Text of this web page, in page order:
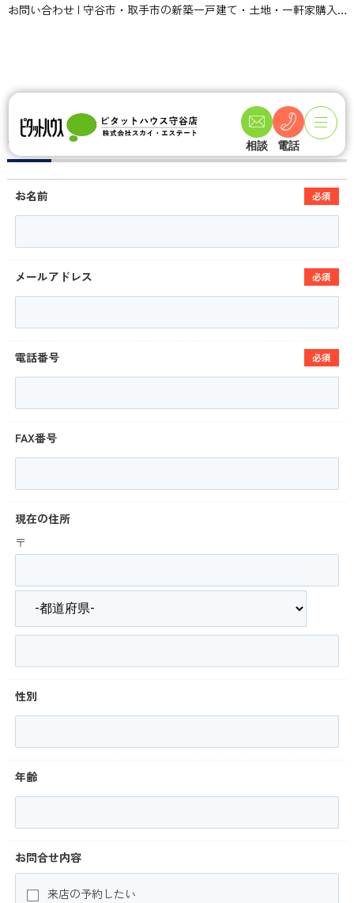
お問い合わせ | 守谷市・取手市の新築一戸建て・土地・一軒家購入情報ならピタットハウス守谷店 スカイ・エステート
相談 電話
お問い合わせフォーム
お問い合わせフォーム
お名前 必須
メールアドレス 必須
電話番号 必須
FAX番号
現在の住所
〒
性別
年齢
お問合せ内容
来店の予約したい